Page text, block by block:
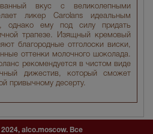
вкус с великолепными
ликер Carolans идеальным
однако ему под силу придать
трапезе. Изящный кремовый
благородные отголоски виски,
оттенки молочного шоколада.
рекомендуется в чистом виде
дижестив, который сможет
привычному десерту.
alco.moscow. Все